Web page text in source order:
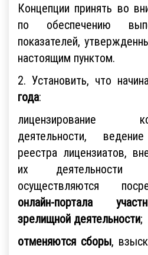
Концепции принять во
по обеспечению
показателей,
настоящим пунктом.
2. Установить, что
года:
лицензирование
деятельности, ведение
реестра лицензиатов,
их деятельности
осуществляются
онлайн-портала
зрелищной деятельности;
отменяются сборы,